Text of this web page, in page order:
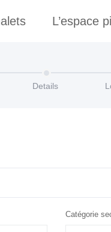
L’espace
Details
Catégorie